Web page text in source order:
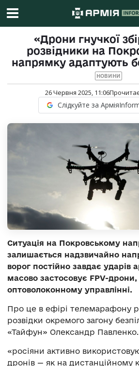
«Дрони гнучкої
розвідники на
напрямку адаптують
НОВИНИ
26 Червня 2025, 11:06
Слідкуйте за
Ситуація на Покровському
залишається надзвичайно
ворог постійно завдає ударів
масово застосовує FPV-
оптоволоконному управлінні.
Про це в ефірі телемарафону
розвідки окремого загону
«Тайфун» Олександр Павленко.
«росіяни активно
дронів — як на дистанційному